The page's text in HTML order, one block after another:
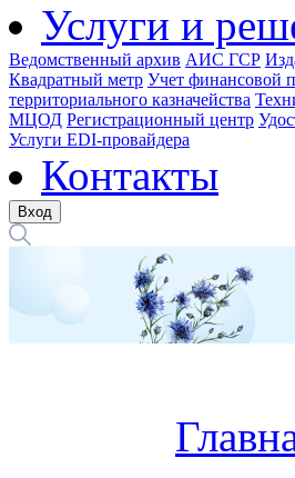
Услуги и
Ведомственный архив АИС ГСР
Квадратный метр Учет финансовой
территориального казначейства
МЦОД Регистрационный центр
Услуги EDI-провайдера
Контакты
Вход